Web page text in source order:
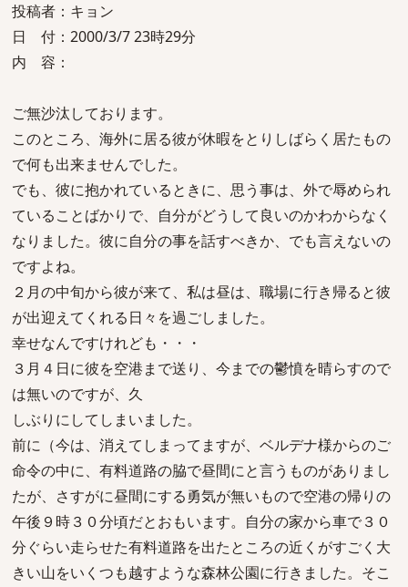
投稿者：キョン
日 付：2000/3/7 23時29分
内 容：
ご無沙汰しております。
このところ、海外に居る彼が休暇をとりしばらく居たもの
で何も出来ませんでした。
でも、彼に抱かれているときに、思う事は、外で辱められ
ていることばかりで、自分がどうして良いのかわからなく
なりました。彼に自分の事を話すべきか、でも言えないの
ですよね。
２月の中旬から彼が来て、私は昼は、職場に行き帰ると彼
が出迎えてくれる日々を過ごしました。
幸せなんですけれども・・・
３月４日に彼を空港まで送り、今までの鬱憤を晴らすので
は無いのですが、久
しぶりにしてしまいました。
前に（今は、消えてしまってますが、ベルデナ様からのご
命令の中に、有料道路の脇で昼間にと言うものがありまし
たが、さすがに昼間にする勇気が無いもので空港の帰りの
午後９時３０分頃だとおもいます。自分の家から車で３０
分ぐらい走らせた有料道路を出たところの近くがすごく大
きい山をいくつも越すような森林公園に行きました。そこ